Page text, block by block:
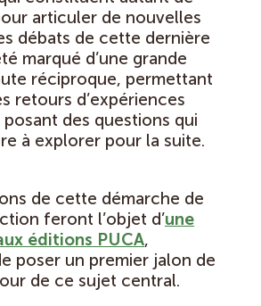
articuler de nouvelles
débats de cette dernière
marqué d’une grande
réciproque, permettant
retours d’expériences
des questions qui
à explorer pour la suite.
de cette démarche de
feront l’objet d’une
éditions PUCA,
poser un premier jalon de
de ce sujet central.